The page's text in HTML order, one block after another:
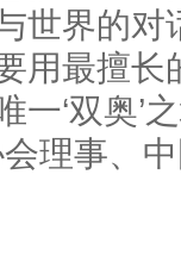
世界的
用最擅
‘双奥’
理事、